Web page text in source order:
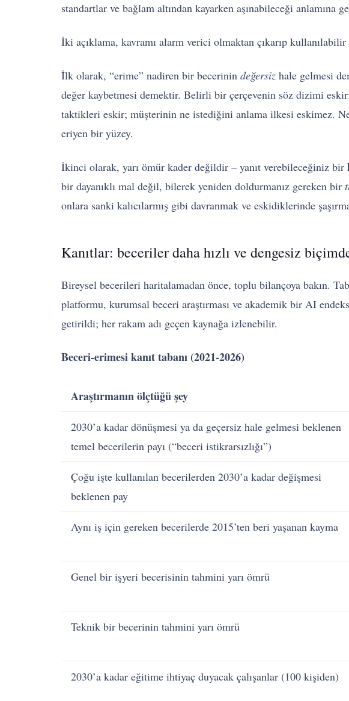
standartlar ve bağlam altından kayarken aşınabileceği anlamına
İki açıklama, kavramı alarm verici olmaktan çıkarıp kullanılabilir
İlk olarak, “erime” nadiren bir becerinin değersiz hale gelmesi
değer kaybetmesi demektir. Belirli bir çerçevenin söz dizimi
taktikleri eskir; müşterinin ne istediğini anlama ilkesi eskimez.
eriyen bir yüzey.
İkinci olarak, yarı ömür kader değildir – yanıt verebileceğiniz bir
bir dayanıklı mal değil, bilerek yeniden doldurmanız gereken bir
onlara sanki kalıcılarmış gibi davranmak ve eskidiklerinde
Kanıtlar: beceriler daha hızlı ve dengesiz
Bireysel becerileri haritalamadan önce, toplu bilançoya bakın.
platformu, kurumsal beceri araştırması ve akademik bir AI
getirildi; her rakam adı geçen kaynağa izlenebilir.
Beceri-erimesi kanıt tabanı (2021-2026)
Araştırmanın ölçtüğü şey
2030’a kadar dönüşmesi ya da geçersiz hale gelmesi beklenen
temel becerilerin payı (“beceri istikrarsızlığı”)
Çoğu işte kullanılan becerilerden 2030’a kadar değişmesi
beklenen pay
Aynı iş için gereken becerilerde 2015’ten beri yaşanan kayma
Genel bir işyeri becerisinin tahmini yarı ömrü
Teknik bir becerinin tahmini yarı ömrü
2030’a kadar eğitime ihtiyaç duyacak çalışanlar (100 kişiden)